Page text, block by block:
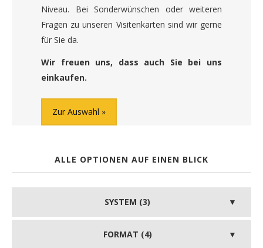
Niveau. Bei Sonderwünschen oder weiteren
Fragen zu unseren Visitenkarten sind wir gerne
für Sie da.
Wir freuen uns, dass auch Sie bei uns
einkaufen.
Zur Auswahl
ALLE OPTIONEN AUF EINEN BLICK
SYSTEM (3)
FORMAT (4)